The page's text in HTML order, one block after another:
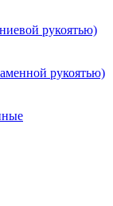
рукоятью)
рукоятью)